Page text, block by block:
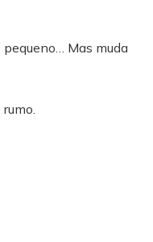
Mas muda